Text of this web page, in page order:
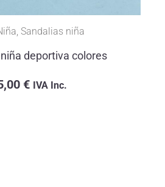
Sandalias niña
deportiva colores
€ IVA Inc.